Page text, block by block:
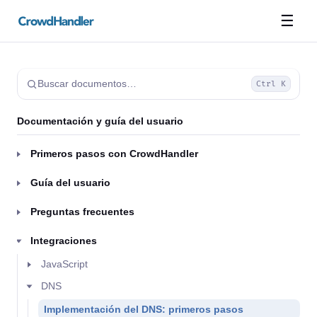
☰
Buscar documentos… Ctrl K
Documentación y guía del usuario
Primeros pasos con CrowdHandler
Guía del usuario
Preguntas frecuentes
Integraciones
JavaScript
DNS
Implementación del DNS: primeros pasos